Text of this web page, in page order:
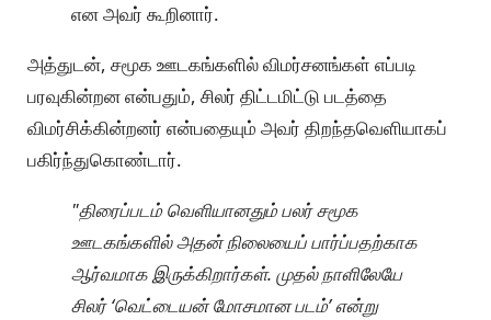
என அவர் கூறினார்.
அத்துடன், சமூக ஊடகங்களில் விமர்சனங்கள் எப்படி
பரவுகின்றன என்பதும், சிலர் திட்டமிட்டு படத்தை
விமர்சிக்கின்றனர் என்பதையும் அவர் திறந்தவெளியாகப்
பகிர்ந்துகொண்டார்.
"திரைப்படம் வெளியானதும் பலர் சமூக
ஊடகங்களில் அதன் நிலையைப் பார்ப்பதற்காக
ஆர்வமாக இருக்கிறார்கள். முதல் நாளிலேயே
சிலர் ‘வெட்டையன் மோசமான படம்’ என்று